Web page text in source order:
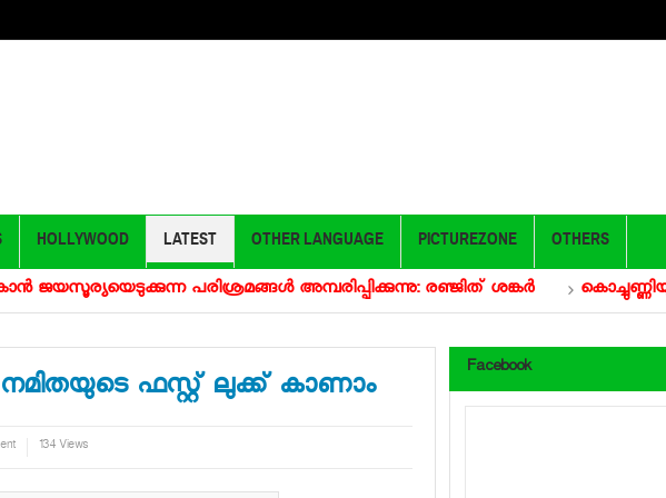
HOLLYWOOD LATEST OTHER LANGUAGE PICTUREZONE OTHERS
ജയസൂര്യയെടുക്കുന്ന പരിശ്രമങ്ങള്‍ അമ്പരിപ്പിക്കുന്നു: രഞ്ജിത് ശങ്കര്‍ കൊച്ചുണ്ണിയുടെ
ഫസ്റ്റ് ലുക്ക് കാണാം
134 Views
Facebook